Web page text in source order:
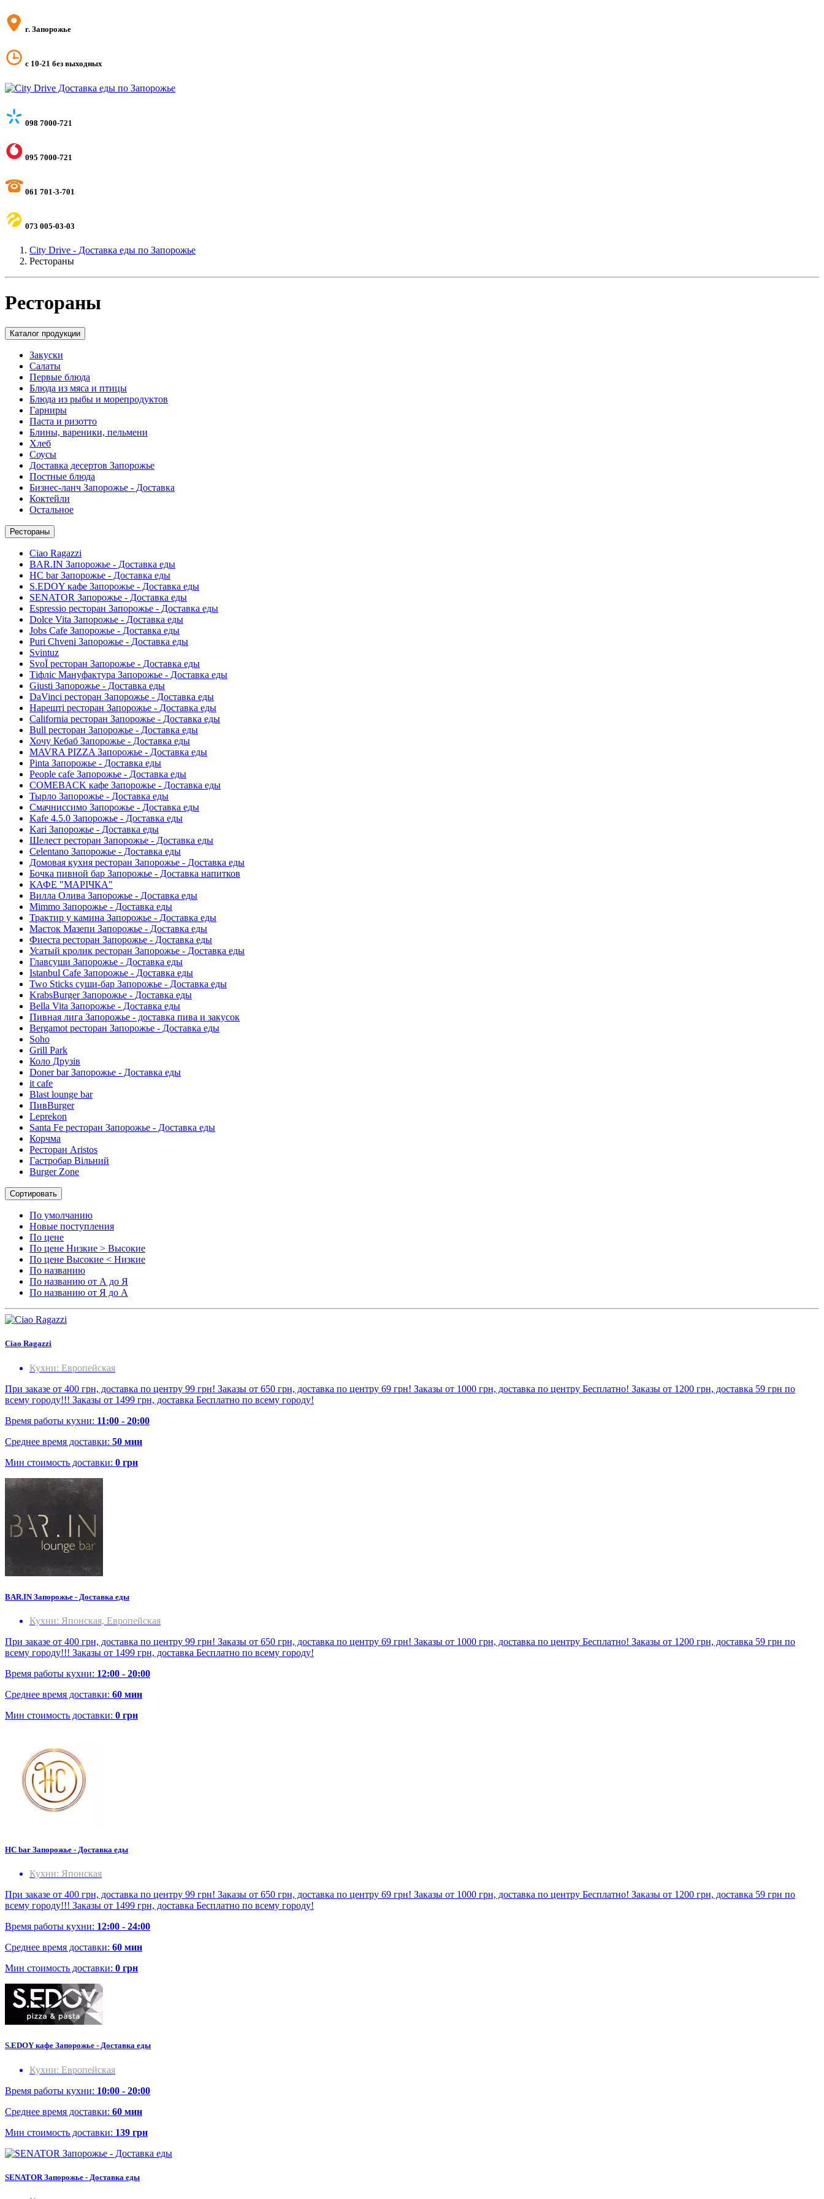
г. Запорожье
с 10-21 без выходных
098 7000-721
095 7000-721
061 701-3-701
073 005-03-03
City Drive - Доставка еды по Запорожье
Рестораны
Рестораны
Каталог продукции
Закуски
Салаты
Первые блюда
Блюда из мяса и птицы
Блюда из рыбы и морепродуктов
Гарниры
Паста и ризотто
Блины, вареники, пельмени
Хлеб
Соусы
Доставка десертов Запорожье
Постные блюда
Бизнес-ланч Запорожье - Доставка
Коктейли
Остальное
Рестораны
Ciao Ragazzi
BAR.IN Запорожье - Доставка еды
HC bar Запорожье - Доставка еды
S.EDOY кафе Запорожье - Доставка еды
SENATOR Запорожье - Доставка еды
Espressio ресторан Запорожье - Доставка еды
Dolce Vita Запорожье - Доставка еды
Jobs Cafe Запорожье - Доставка еды
Puri Chveni Запорожье - Доставка еды
Svintuz
SvoЇ ресторан Запорожье - Доставка еды
Тіфліс Мануфактура Запорожье - Доставка еды
Giusti Запорожье - Доставка еды
DaVinci ресторан Запорожье - Доставка еды
Нарешті ресторан Запорожье - Доставка еды
California ресторан Запорожье - Доставка еды
Bull ресторан Запорожье - Доставка еды
Хочу Кебаб Запорожье - Доставка еды
MAVRA PIZZA Запорожье - Доставка еды
Pinta Запорожье - Доставка еды
People cafe Запорожье - Доставка еды
COMEBACK кафе Запорожье - Доставка еды
Тырло Запорожье - Доставка еды
Смачниссимо Запорожье - Доставка еды
Kafe 4.5.0 Запорожье - Доставка еды
Kari Запорожье - Доставка еды
Шелест ресторан Запорожье - Доставка еды
Celentano Запорожье - Доставка еды
Домовая кухня ресторан Запорожье - Доставка еды
Бочка пивной бар Запорожье - Доставка напитков
КАФЕ "МАРІЧКА"
Вилла Олива Запорожье - Доставка еды
Mimmo Запорожье - Доставка еды
Трактир у камина Запорожье - Доставка еды
Маєток Мазепи Запорожье - Доставка еды
Фиеста ресторан Запорожье - Доставка еды
Усатый кролик ресторан Запорожье - Доставка еды
Главсуши Запорожье - Доставка еды
Istanbul Cafe Запорожье - Доставка еды
Two Sticks суши-бар Запорожье - Доставка еды
KrabsBurger Запорожье - Доставка еды
Bella Vita Запорожье - Доставка еды
Пивная лига Запорожье - доставка пива и закусок
Bergamot ресторан Запорожье - Доставка еды
Soho
Grill Park
Коло Друзів
Doner bar Запорожье - Доставка еды
it cafe
Blast lounge bar
ПивBurger
Leprekon
Santa Fe ресторан Запорожье - Доставка еды
Корчма
Ресторан Aristos
Гастробар Вільний
Burger Zone
Сортировать
По умолчанию
Новые поступления
По цене
По цене Низкие > Высокие
По цене Высокие < Низкие
По названию
По названию от А до Я
По названию от Я до А
Ciao Ragazzi
Кухни: Европейская
При заказе от 400 грн, доставка по центру 99 грн! Заказы от 650 грн, доставка по центру 69 грн! Заказы от 1000 грн, доставка по центру Бесплатно! Заказы от 1200 грн, доставка 59 грн по
всему городу!!! Заказы от 1499 грн, доставка Бесплатно по всему городу!
Время работы кухни: 11:00 - 20:00
Среднее время доставки: 50 мин
Мин стоимость доставки: 0 грн
BAR.IN Запорожье - Доставка еды
Кухни: Японская, Европейская
При заказе от 400 грн, доставка по центру 99 грн! Заказы от 650 грн, доставка по центру 69 грн! Заказы от 1000 грн, доставка по центру Бесплатно! Заказы от 1200 грн, доставка 59 грн по
всему городу!!! Заказы от 1499 грн, доставка Бесплатно по всему городу!
Время работы кухни: 12:00 - 20:00
Среднее время доставки: 60 мин
Мин стоимость доставки: 0 грн
HC bar Запорожье - Доставка еды
Кухни: Японская
При заказе от 400 грн, доставка по центру 99 грн! Заказы от 650 грн, доставка по центру 69 грн! Заказы от 1000 грн, доставка по центру Бесплатно! Заказы от 1200 грн, доставка 59 грн по
всему городу!!! Заказы от 1499 грн, доставка Бесплатно по всему городу!
Время работы кухни: 12:00 - 24:00
Среднее время доставки: 60 мин
Мин стоимость доставки: 0 грн
S.EDOY кафе Запорожье - Доставка еды
Кухни: Европейская
Время работы кухни: 10:00 - 20:00
Среднее время доставки: 60 мин
Мин стоимость доставки: 139 грн
SENATOR Запорожье - Доставка еды